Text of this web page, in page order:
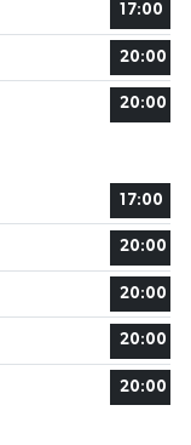
17:00
20:00
20:00
17:00
20:00
20:00
20:00
20:00